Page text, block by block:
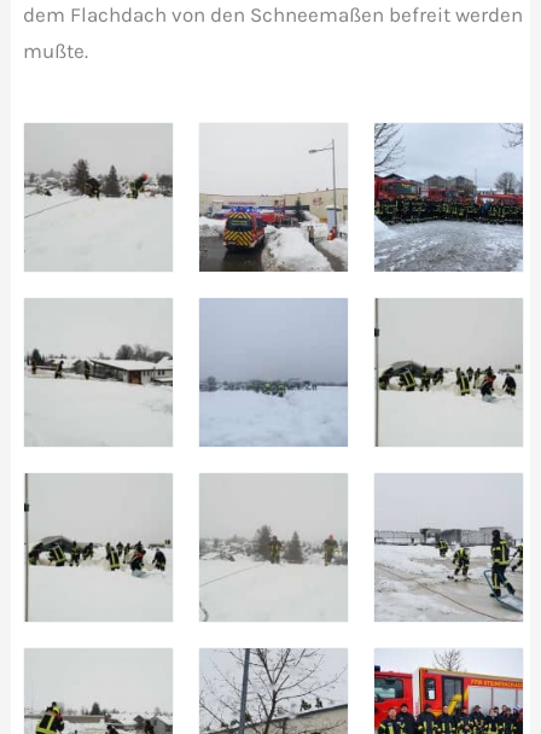
dem Flachdach von den Schneemaßen befreit werden
mußte.